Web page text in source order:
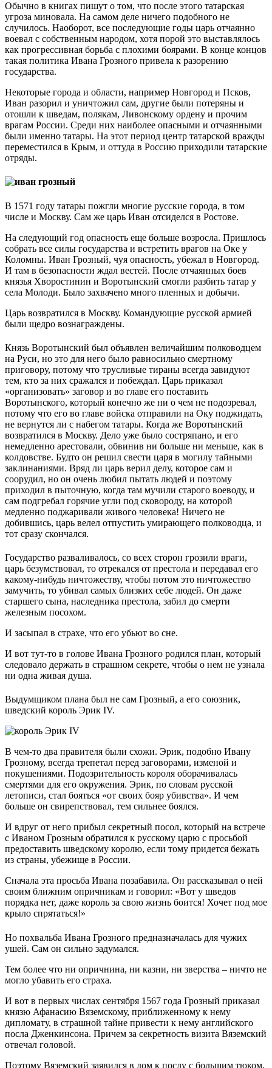
Обычно в книгах пишут о том, что после этого татарская
угроза миновала. На самом деле ничего подобного не
случилось. Наоборот, все последующие годы царь отчаянно
воевал с собственным народом, хотя порой это выставлялось
как прогрессивная борьба с плохими боярами. В конце концов
такая политика Ивана Грозного привела к разорению
государства.
Некоторые города и области, например Новгород и Псков,
Иван разорил и уничтожил сам, другие были потеряны и
отошли к шведам, полякам, Ливонскому ордену и прочим
врагам России. Среди них наиболее опасными и отчаянными
были именно татары. На этот период центр татарской вражды
переместился в Крым, и оттуда в Россию приходили татарские
отряды.
В 1571 году татары пожгли многие русские города, в том
числе и Москву. Сам же царь Иван отсиделся в Ростове.
На следующий год опасность еще больше возросла. Пришлось
собрать все силы государства и встретить врагов на Оке у
Коломны. Иван Грозный, чуя опасность, убежал в Новгород.
И там в безопасности ждал вестей. После отчаянных боев
князья Хворостинин и Воротынский смогли разбить татар у
села Молоди. Было захвачено много пленных и добычи.
Царь возвратился в Москву. Командующие русской армией
были щедро вознаграждены.
Князь Воротынский был объявлен величайшим полководцем
на Руси, но это для него было равносильно смертному
приговору, потому что трусливые тираны всегда завидуют
тем, кто за них сражался и побеждал. Царь приказал
«организовать» заговор и во главе его поставить
Воротынского, который конечно же ни о чем не подозревал,
потому что его во главе войска отправили на Оку поджидать,
не вернутся ли с набегом татары. Когда же Воротынский
возвратился в Москву. Дело уже было состряпано, и его
немедленно арестовали, обвинив ни больше ни меньше, как в
колдовстве. Будто он решил свести царя в могилу тайными
заклинаниями. Вряд ли царь верил делу, которое сам и
соорудил, но он очень любил пытать людей и поэтому
приходил в пыточную, когда там мучили старого воеводу, и
сам подгребал горячие угли под сковороду, на которой
медленно поджаривали живого человека! Ничего не
добившись, царь велел отпустить умирающего полководца, и
тот сразу скончался.
Государство разваливалось, со всех сторон грозили враги,
царь безумствовал, то отрекался от престола и передавал его
какому-нибудь ничтожеству, чтобы потом это ничтожество
замучить, то убивал самых близких себе людей. Он даже
старшего сына, наследника престола, забил до смерти
железным посохом.
И засыпал в страхе, что его убьют во сне.
И вот тут-то в голове Ивана Грозного родился план, который
следовало держать в страшном секрете, чтобы о нем не узнала
ни одна живая душа.
Выдумщиком плана был не сам Грозный, а его союзник,
шведский король Эрик IV.
В чем-то два правителя были схожи. Эрик, подобно Ивану
Грозному, всегда трепетал перед заговорами, изменой и
покушениями. Подозрительность короля оборачивалась
смертями для его окружения. Эрик, по словам русской
летописи, стал бояться «от своих бояр убивства». И чем
больше он свирепствовал, тем сильнее боялся.
И вдруг от него прибыл секретный посол, который на встрече
с Иваном Грозным обратился к русскому царю с просьбой
предоставить шведскому королю, если тому придется бежать
из страны, убежище в России.
Сначала эта просьба Ивана позабавила. Он рассказывал о ней
своим ближним опричникам и говорил: «Вот у шведов
порядка нет, даже король за свою жизнь боится! Хочет под мое
крыло спрятаться!»
Но похвальба Ивана Грозного предназначалась для чужих
ушей. Сам он сильно задумался.
Тем более что ни опричнина, ни казни, ни зверства – ничто не
могло убавить его страха.
И вот в первых числах сентября 1567 года Грозный приказал
князю Афанасию Вяземскому, приближенному к нему
дипломату, в страшной тайне привести к нему английского
посла Дженкинсона. Причем за секретность визита Вяземский
отвечал головой.
Поэтому Вяземский заявился в дом к послу с большим тюком,